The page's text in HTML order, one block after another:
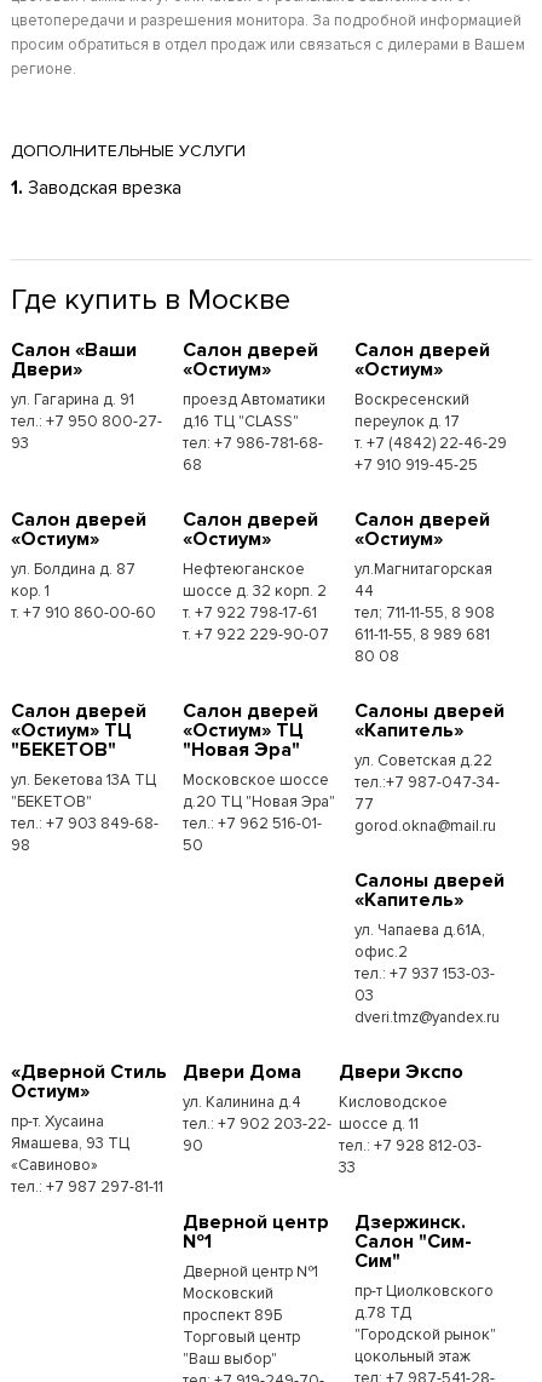
цветопередачи и разрешения монитора. За подробной информацией
просим обратиться в отдел продаж или связаться с дилерами в Вашем
регионе.
ДОПОЛНИТЕЛЬНЫЕ УСЛУГИ
1. Заводская врезка
Где купить в Москве
Cалон «Ваши
Двери»
ул. Гагарина д. 91
тел.: +7 950 800-27-
93
Cалон дверей
«Остиум»
проезд Автоматики
д.16 ТЦ "CLASS"
тел: +7 986-781-68-
68
Cалон дверей
«Остиум»
Воскресенский
переулок д. 17
т. +7 (4842) 22-46-29
+7 910 919-45-25
Cалон дверей
«Остиум»
ул. Болдина д. 87
кор. 1
т. +7 910 860-00-60
Cалон дверей
«Остиум»
Нефтеюганское
шоссе д. 32 корп. 2
т. +7 922 798-17-61
т. +7 922 229-90-07
Cалон дверей
«Остиум»
ул.Магнитагорская
44
тел; 711-11-55, 8 908
611-11-55, 8 989 681
80 08
Cалон дверей
«Остиум» ТЦ
"БЕКЕТОВ"
ул. Бекетова 13А ТЦ
"БЕКЕТОВ"
тел.: +7 903 849-68-
98
Cалон дверей
«Остиум» ТЦ
"Новая Эра"
Московское шоссе
д.20 ТЦ "Новая Эра"
тел.: +7 962 516-01-
50
Cалоны дверей
«Капитель»
ул. Советская д.22
тел.:+7 987-047-34-
77
gorod.okna@mail.ru
Cалоны дверей
«Капитель»
ул. Чапаева д.61А,
офис.2
тел.: +7 937 153-03-
03
dveri.tmz@yandex.ru
«Дверной Стиль
Остиум»
пр-т. Хусаина
Ямашева, 93 ТЦ
«Савиново»
тел.: +7 987 297-81-11
Двери Дома
ул. Калинина д.4
тел.: +7 902 203-22-
90
Двери Экспо
Кисловодское
шоссе д. 11
тел.: +7 928 812-03-
33
Дверной центр
№1
Дверной центр №1
Московский
проспект 89Б
Торговый центр
"Ваш выбор"
Дзержинск.
Салон "Сим-
Сим"
пр-т Циолковского
д.78 ТД
"Городской рынок"
цокольный этаж
тел: +7 987-541-28-